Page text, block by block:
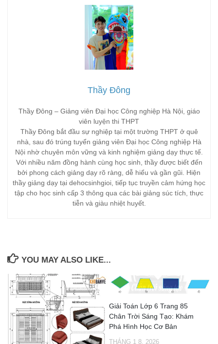
Thầy Đông
Thầy Đông – Giảng viên Đại học Công nghiệp Hà Nội, giáo
viên luyện thi THPT
Thầy Đông bắt đầu sự nghiệp tại một trường THPT ở quê
nhà, sau đó trúng tuyển giảng viên Đại học Công nghiệp Hà
Nội nhờ chuyên môn vững và kinh nghiệm giảng dạy thực tế.
Với nhiều năm đồng hành cùng học sinh, thầy được biết đến
bởi phong cách giảng dạy rõ ràng, dễ hiểu và gần gũi. Hiện
thầy giảng dạy tại dehocsinhgioi, tiếp tục truyền cảm hứng học
tập cho học sinh cấp 3 thông qua các bài giảng súc tích, thực
tiễn và giàu nhiệt huyết.
YOU MAY ALSO LIKE...
Giải Toán Lớp 6 Trang 85
Chân Trời Sáng Tạo: Khám
Phá Hình Học Cơ Bản
THÁNG 1 8, 2026